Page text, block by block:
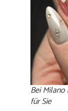
Bei
für Sie